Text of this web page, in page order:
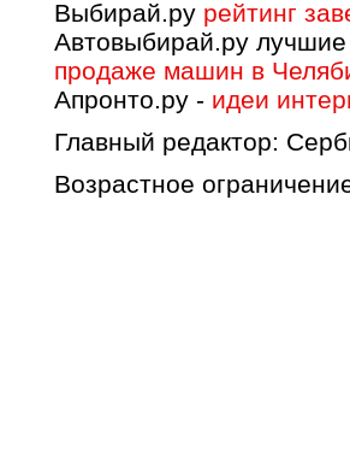
Выбирай.ру рейтинг
Автовыбирай.ру
продаже машин в
Апронто.ру - идеи
Главный редактор:
Возрастное